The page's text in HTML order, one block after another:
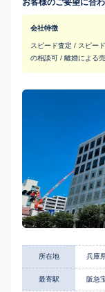
お客様のご要望に合
会社特徴
スピード査定 / スピー
の相談可 / 離婚による
所在地 兵庫
最寄駅 阪急